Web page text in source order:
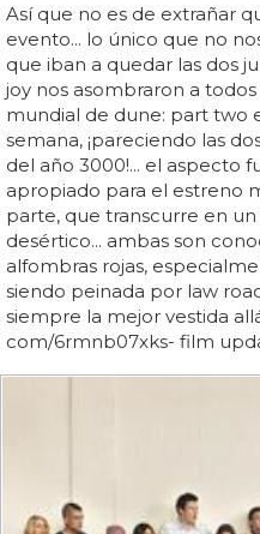
Así que no es de extrañar
evento... lo único que no
que iban a quedar las dos
joy nos asombraron a
mundial de dune: part two
semana, ¡pareciendo las
del año 3000!... el aspecto
apropiado para el estreno
parte, que transcurre en
desértico... ambas son
alfombras rojas,
siendo peinada por law
siempre la mejor vestida
com/6rmnb07xks- film